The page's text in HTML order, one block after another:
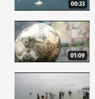
00:33
01:09